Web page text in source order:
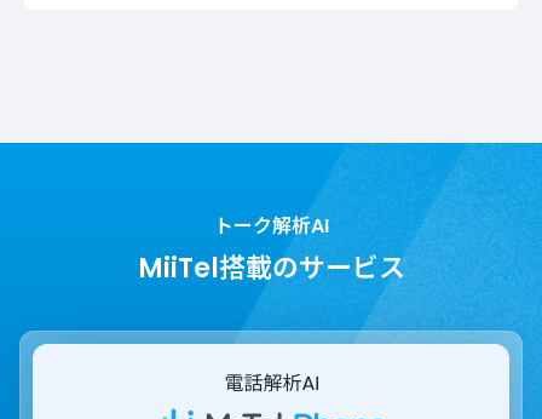
トーク解析AI
MiiTel搭載のサービス